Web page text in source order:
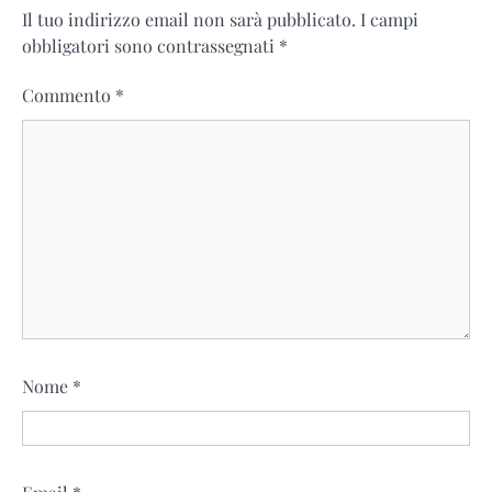
Il tuo indirizzo email non sarà pubblicato. I campi
obbligatori sono contrassegnati *
Commento *
Nome *